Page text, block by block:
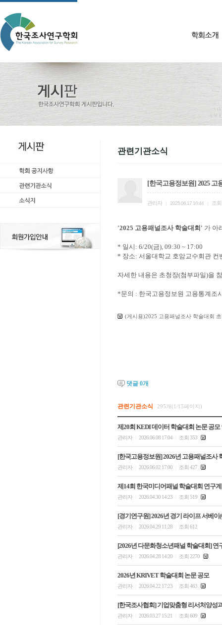
관련기관소식
[한국고용정보원] 2025 고
관리자 2025.06.17 16:44 조회
'2025 고용패널조사 학술대회' 가 아
* 일시: 6/20(금), 09:30 ~ 17:00
* 장소: 서울대학교 호암교수회관 컨
자세한 내용은 초청장(첨부파일)을
*문의 : 한국고용정보원 고용통계조
(게시용)2025 고용패널조사 학술대회
댓글 0개
관련기관소식 295개(1/15페이지)
제20회 KEDI 데이터 학술대회 논문 공모
관리자 2026.06.08 17:04 조회 353
[한국고용정보원] 2026년 고용패널조사
관리자 2026.06.02 17:00 조회 427
제14회 한국미디어패널 학술대회 연구
관리자 2026.04.30 14:23 조회 519
[경기연구원] 2026년 경기 라이프 서베이
관리자 2026.04.29 11:28 조회 612
[2026년 다문화청소년패널 학술대회] 연
관리자 2026.04.28 14:20 조회 2270
2026년 KRIVET 학술대회 논문 공모
관리자 2026.04.22 17:23 조회 463
[한국조사협회] 기업맞춤형 리서처양성
관리자 2026.03.27 15:21 조회 609